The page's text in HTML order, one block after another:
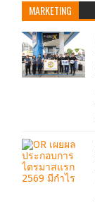
MARKETING